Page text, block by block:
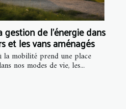
de l'énergie dans
et les vans aménagés
la mobilité prend une place
nos modes de vie, les...